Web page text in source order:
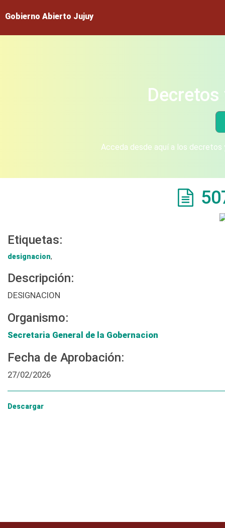
Gobierno Abierto Jujuy
Acceda desde aquí a los
Etiquetas:
designacion,
Descripción:
DESIGNACION
Organismo:
Secretaria General de la Gobernacion
Fecha de Aprobación:
27/02/2026
Descargar